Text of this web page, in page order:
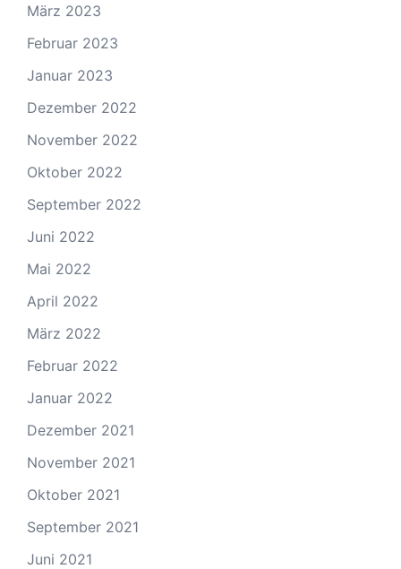
März 2023
Februar 2023
Januar 2023
Dezember 2022
November 2022
Oktober 2022
September 2022
Juni 2022
Mai 2022
April 2022
März 2022
Februar 2022
Januar 2022
Dezember 2021
November 2021
Oktober 2021
September 2021
Juni 2021